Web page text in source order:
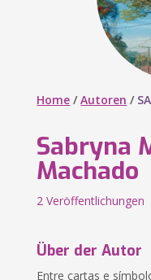
Home /Autoren /
Sabryna
Machado
2 Veröffentlichungen
Über der Autor
Entre cartas e